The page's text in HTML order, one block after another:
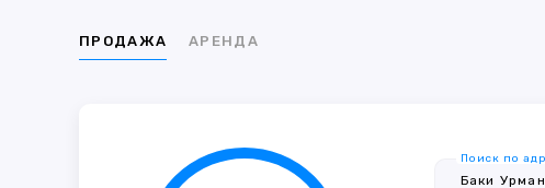
ПРОДАЖА АРЕНДА
Поиск по